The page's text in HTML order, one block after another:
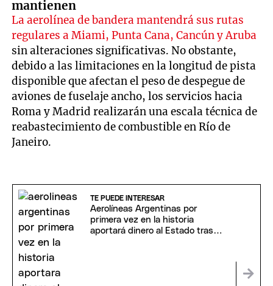
mantienen
La aerolínea de bandera mantendrá sus rutas
regulares a Miami, Punta Cana, Cancún y Aruba
sin alteraciones significativas. No obstante,
debido a las limitaciones en la longitud de pista
disponible que afectan el peso de despegue de
aviones de fuselaje ancho, los servicios hacia
Roma y Madrid realizarán una escala técnica de
reabastecimiento de combustible en Río de
Janeiro.
TE PUEDE INTERESAR
Aerolíneas Argentinas por
primera vez en la historia
aportará dinero al Estado tras